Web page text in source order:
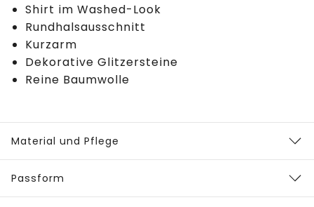
Shirt im Washed-Look
Rundhalsausschnitt
Kurzarm
Dekorative Glitzersteine
Reine Baumwolle
Material und Pflege
Passform